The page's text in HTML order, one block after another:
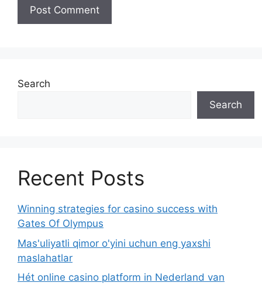
Search
Search
Recent Posts
Winning strategies for casino success with
Gates Of Olympus
Mas'uliyatli qimor o'yini uchun eng yaxshi
maslahatlar
Hét online casino platform in Nederland van